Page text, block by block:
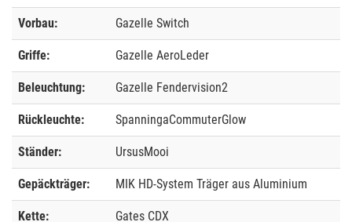
Vorbau: Gazelle Switch
Griffe: Gazelle AeroLeder
Beleuchtung: Gazelle Fendervision2
Rückleuchte: SpanningaCommuterGlow
Ständer: UrsusMooi
Gepäckträger: MIK HD-System Träger aus Aluminium
Kette: Gates CDX